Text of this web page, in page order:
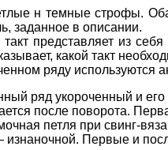
н темные строфы.
заданное в описании.
представляет из
какой такт
ряду
ряд укороченный и
после поворота.
петля при свинг-
Первые и